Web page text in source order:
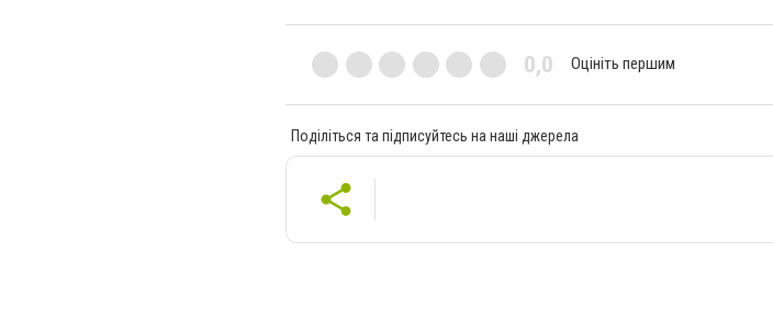
0,0 Оцініть першим
Поділіться та підписуйтесь на наші джерела